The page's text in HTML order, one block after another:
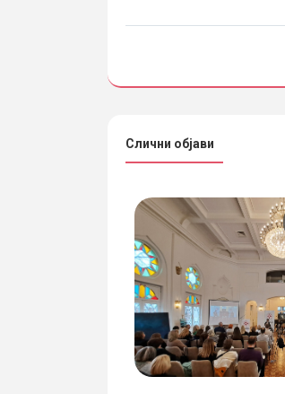
Слични објави